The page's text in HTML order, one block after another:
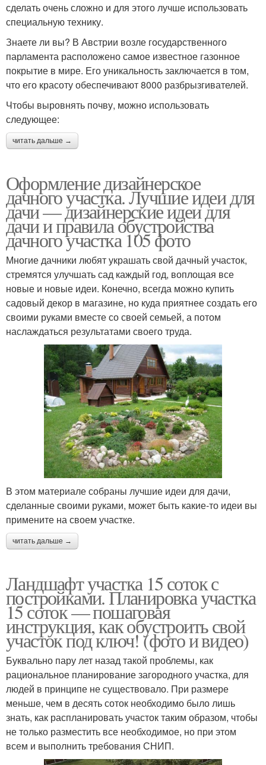
сделать очень сложно и для этого лучше использовать
специальную технику.
Знаете ли вы? В Австрии возле государственного
парламента расположено самое известное газонное
покрытие в мире. Его уникальность заключается в том,
что его красоту обеспечивают 8000 разбрызгивателей.
Чтобы выровнять почву, можно использовать
следующее:
читать дальше →
Оформление дизайнерское
дачного участка. Лучшие идеи для
дачи — дизайнерские идеи для
дачи и правила обустройства
дачного участка 105 фото
Многие дачники любят украшать свой дачный участок,
стремятся улучшать сад каждый год, воплощая все
новые и новые идеи. Конечно, всегда можно купить
садовый декор в магазине, но куда приятнее создать его
своими руками вместе со своей семьей, а потом
наслаждаться результатами своего труда.
В этом материале собраны лучшие идеи для дачи,
сделанные своими руками, может быть какие-то идеи вы
примените на своем участке.
читать дальше →
Ландшафт участка 15 соток с
постройками. Планировка участка
15 соток — пошаговая
инструкция, как обустроить свой
участок под ключ! (фото и видео)
Буквально пару лет назад такой проблемы, как
рациональное планирование загородного участка, для
людей в принципе не существовало. При размере
меньше, чем в десять соток необходимо было лишь
знать, как распланировать участок таким образом, чтобы
не только разместить все необходимое, но при этом
всем и выполнить требования СНИП.